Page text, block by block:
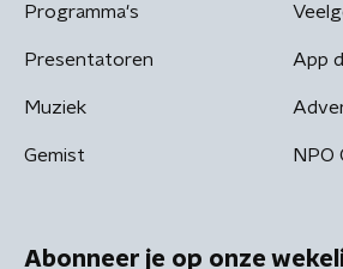
Programma's
Presentatoren
Muziek
Gemist
App
NPO
Abonneer je op onze